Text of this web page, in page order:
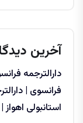
آخرین
دارالترجمه
فرانسوی |
استانبولی